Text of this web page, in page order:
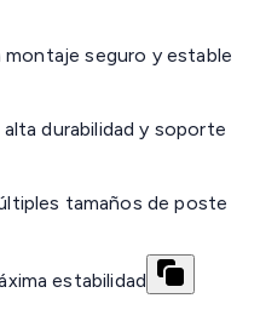
montaje seguro y estable
durabilidad y soporte
tamaños de poste
estabilidad